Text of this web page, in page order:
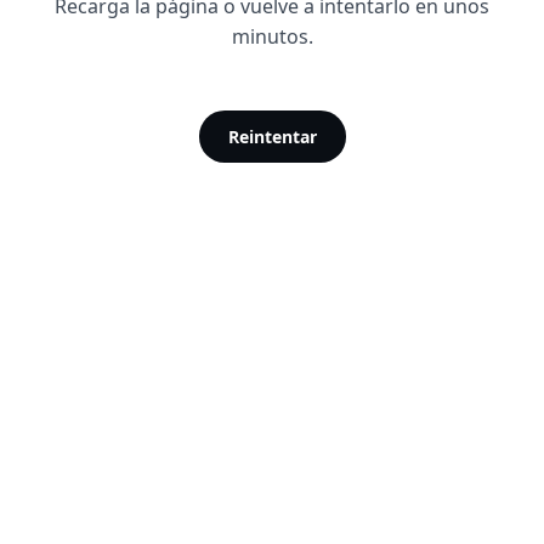
Recarga la página o vuelve a intentarlo en unos
minutos.
Reintentar